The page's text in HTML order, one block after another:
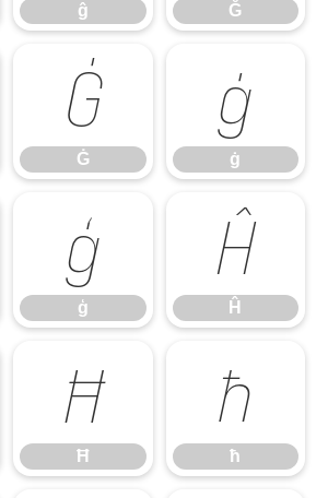
ĝ Ğ
Ġ
Ġ
ġ
ġ
ģ
ģ
Ĥ
Ĥ
Ħ
Ħ
ħ
ħ